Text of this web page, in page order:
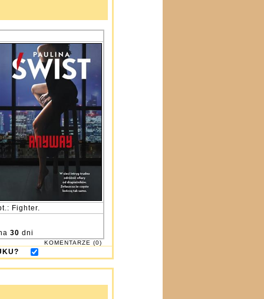
Fighter.
30 dni
KOMENTARZE (0)